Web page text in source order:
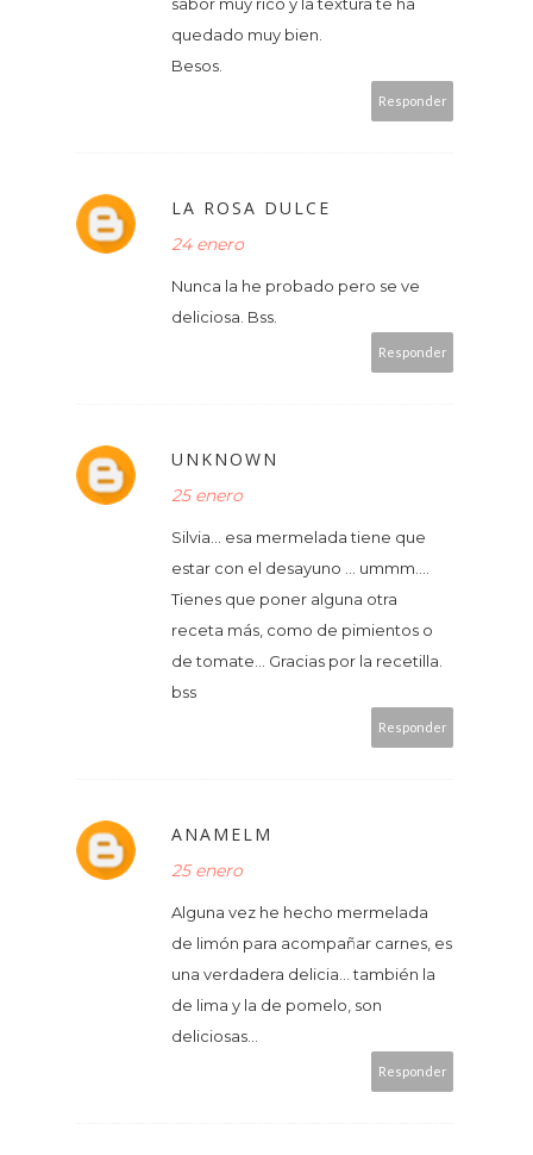
sabor muy rico y la textura te ha
quedado muy bien.
Besos.
Responder
LA ROSA DULCE
24 enero
Nunca la he probado pero se ve
deliciosa. Bss.
Responder
UNKNOWN
25 enero
Silvia... esa mermelada tiene que
estar con el desayuno ... ummm....
Tienes que poner alguna otra
receta más, como de pimientos o
de tomate... Gracias por la recetilla.
bss
Responder
ANAMELM
25 enero
Alguna vez he hecho mermelada
de limón para acompañar carnes, es
una verdadera delicia... también la
de lima y la de pomelo, son
deliciosas...
Responder